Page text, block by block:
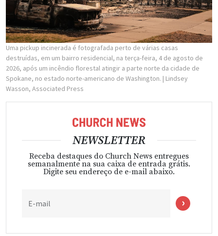
Uma pickup incinerada é fotografada perto de várias casas
destruídas, em um bairro residencial, na terça-feira, 4 de agosto de
2026, após um incêndio florestal atingir a parte norte da cidade de
Spokane, no estado norte-americano de Washington. | Lindsey
Wasson, Associated Press
NEWSLETTER
Receba destaques do Church News entregues
semanalmente na sua caixa de entrada grátis.
Digite seu endereço de e-mail abaixo.
E-mail